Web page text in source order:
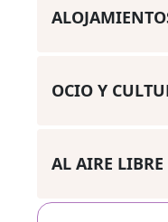
OCIO Y
AL AIRE LIBRE